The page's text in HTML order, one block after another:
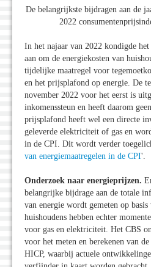
De belangrijkste bijdragen aan de
2022
In het najaar van 2022 kondigde
aan om de energiekosten van
tijdelijke maatregel voor
en het prijsplafond op energie. De
november 2022 voor het eerst is
inkomenssteun en heeft daarom
prijsplafond heeft wel een directe
geleverde elektriciteit of gas en
in de CPI. Dit wordt verder
van energiemaatregelen in de CPI'.
Onderzoek naar energieprijzen.
belangrijke bijdrage aan de totale
van energie wordt gemeten op
huishoudens hebben echter
voor gas en elektriciteit. Het CBS
voor het meten en berekenen van
HICP, waarbij actuele